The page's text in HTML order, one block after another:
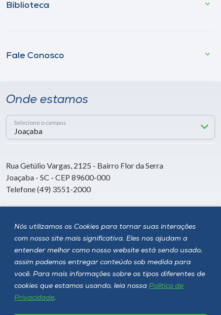
Nós utilizamos os Cookies para tornar suas interações
com nosso site mais significativa. Eles nos ajudam a
entender melhor como nosso website está sendo usado,
assim podemos entregar conteúdo sob medida para
você. Para mais informações sobre os tipos diferentes de
cookies que estamos usando, leia nossa Política de
Privacidade.
Biblioteca
Fale Conosco
Onde estamos
Selecione o campus
Rua Getúlio Vargas, 2125 - Bairro Flor da Serra
Joaçaba - SC - CEP 89600-000
Telefone (49) 3551-2000
Siga a Unoesc